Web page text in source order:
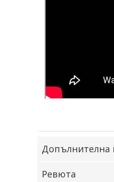
Ревюта